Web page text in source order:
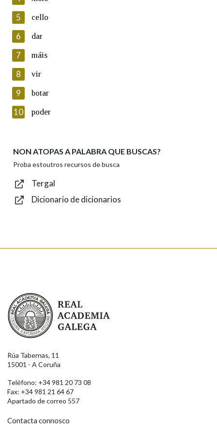
Lin e acepto as condicións da política de
Introduce o código que aparece na imaxe:
Texto de verificación
Enviar
5 cello
6 dar
7 máis
8 vir
9 botar
10 poder
NON ATOPAS A PALABRA QUE BUSCAS?
Proba estoutros recursos de busca
Tergal
Dicionario de dicionarios
Real Academia Galega
Rúa Tabernas, 11
15001 - A Coruña
Teléfono: +34 981 20 73 08
Fax: +34 981 21 64 67
Apartado de correo 557
Contacta connosco